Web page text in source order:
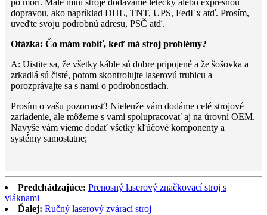
po mori. Malé mini stroje dodávame letecky alebo expresnou
dopravou, ako napríklad DHL, TNT, UPS, FedEx atď. Prosím,
uveďte svoju podrobnú adresu, PSČ atď.
Otázka: Čo mám robiť, keď má stroj problémy?
A: Uistite sa, že všetky káble sú dobre pripojené a že šošovka a
zrkadlá sú čisté, potom skontrolujte laserovú trubicu a
porozprávajte sa s nami o podrobnostiach.
Prosím o vašu pozornosť! Nielenže vám dodáme celé strojové
zariadenie, ale môžeme s vami spolupracovať aj na úrovni OEM.
Navyše vám vieme dodať všetky kľúčové komponenty a
systémy samostatne;
Predchádzajúce: Prenosný laserový značkovací stroj s
vláknami
Ďalej: Ručný laserový zvárací stroj